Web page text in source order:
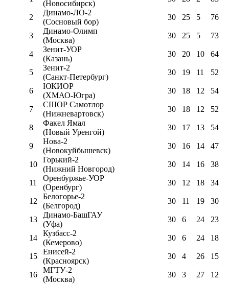
(Новосибирск)
2
Динамо-ЛО-2
(Сосновый бор)
30 25 5 76
3
Динамо-Олимп
(Москва)
30 25 5 73
4
Зенит-УОР
(Казань)
30 20 10 64
5
Зенит-2
(Санкт-Петербург)
30 19 11 52
6
ЮКИОР
(ХМАО-Югра)
30 18 12 54
7
СШОР Самотлор
(Нижневартовск)
30 18 12 52
8
Факел Ямал
(Новый Уренгой)
30 17 13 54
9
Нова-2
(Новокуйбышевск)
30 16 14 47
10
Горький-2
(Нижний Новгород)
30 14 16 38
11
Оренбуржье-УОР
(Оренбург)
30 12 18 34
12
Белогорье-2
(Белгород)
30 11 19 30
13
Динамо-БашГАУ
(Уфа)
30 6 24 23
14
Кузбасс-2
(Кемерово)
30 6 24 18
15
Енисей-2
(Красноярск)
30 4 26 15
16
МГТУ-2
(Москва)
30 3 27 12